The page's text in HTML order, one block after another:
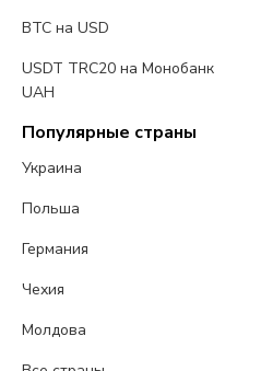
BTC на USD
USDT TRC20 на Монобанк
UAH
Популярные страны
Украина
Польша
Германия
Чехия
Молдова